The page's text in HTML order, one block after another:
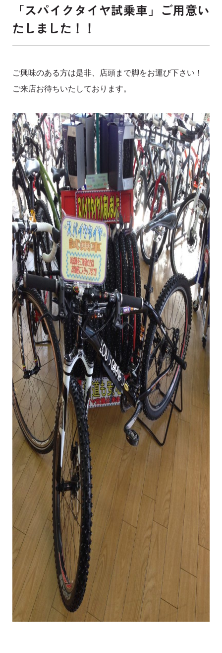
「スパイクタイヤ試乗車」ご用意い
たしました！！
ご興味のある方は是非、店頭まで脚をお運び下さい！
ご来店お待ちいたしております。